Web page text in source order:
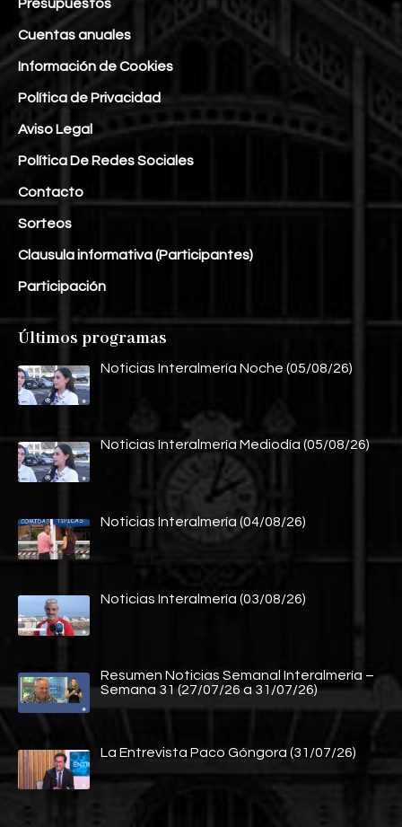
Presupuestos
Cuentas anuales
Información de Cookies
Política de Privacidad
Aviso Legal
Política De Redes Sociales
Contacto
Sorteos
Clausula informativa (Participantes)
Participación
Últimos programas
Noticias Interalmería Noche (05/08/26)
Noticias Interalmería Mediodía (05/08/26)
Noticias Interalmería (04/08/26)
Noticias Interalmería (03/08/26)
Resumen Noticias Semanal Interalmería –
Semana 31 (27/07/26 a 31/07/26)
La Entrevista Paco Góngora (31/07/26)